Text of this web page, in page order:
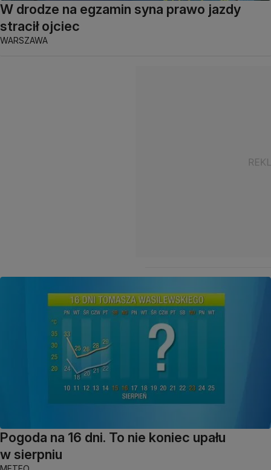
W drodze na egzamin syna prawo jazdy
stracił ojciec
WARSZAWA
Pogoda na 16 dni. To nie koniec upału
w sierpniu